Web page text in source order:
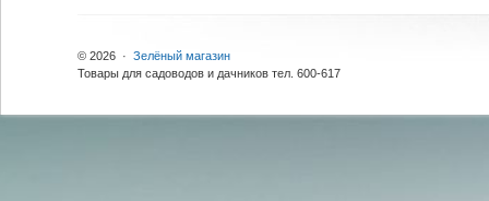
© 2026 · Зелёный магазин
Товары для садоводов и дачников тел. 600-617